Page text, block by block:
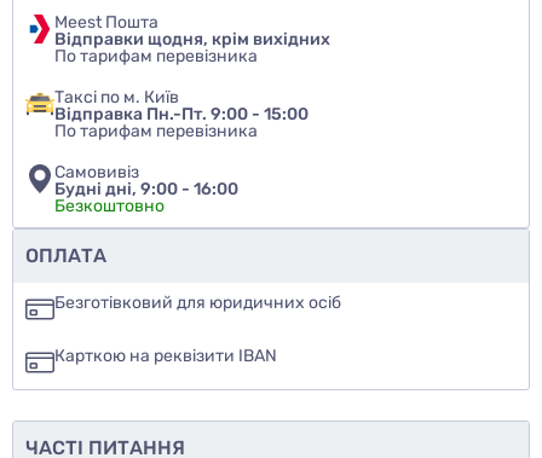
Чи рекомендуєте ви цей товар
так
ще не знаю
Meest Пошта
Відправки щодня, крім вихідних
По тарифам перевізника
Таксі по м. Київ
Відправка Пн.-Пт. 9:00 - 15:00
По тарифам перевізника
Самовивіз
Будні дні, 9:00 - 16:00
Безкоштовно
ОПЛАТА
Безготівковий для юридичних осіб
Карткою на реквізити IBAN
ЧАСТІ ПИТАННЯ